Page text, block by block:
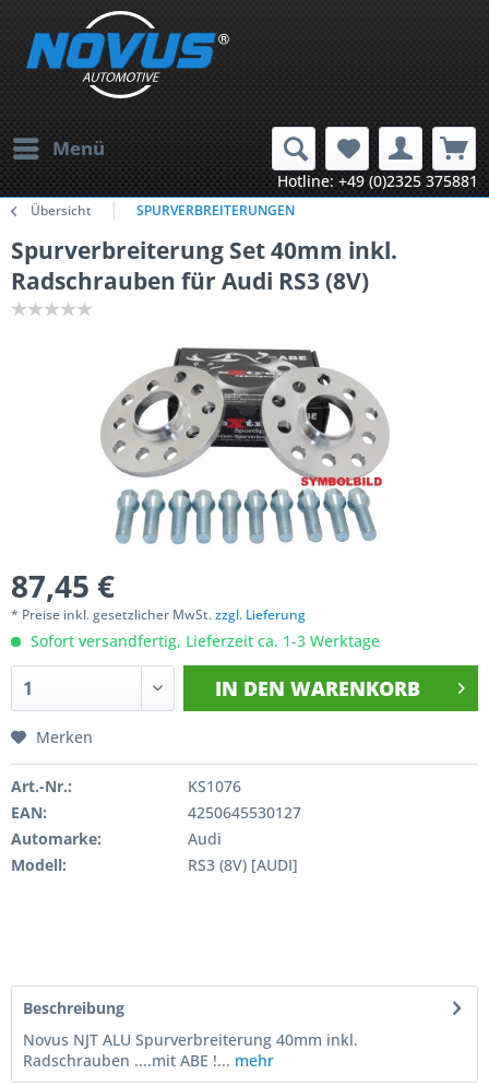
Menü
Hotline: +49 (0)2325 375881
Übersicht SPURVERBREITERUNGEN
Spurverbreiterung Set 40mm inkl.
Radschrauben für Audi RS3 (8V)
87,45 €
* Preise inkl. gesetzlicher MwSt.zzgl. Lieferung
Sofort versandfertig, Lieferzeit ca. 1-3 Werktage
IN DEN WARENKORB
Merken
Art.-Nr.:
KS1076
EAN:
4250645530127
Automarke:
Audi
Modell:
RS3 (8V) [AUDI]
Beschreibung
Novus NJT ALU Spurverbreiterung 40mm inkl.
Radschrauben ....mit ABE !... mehr